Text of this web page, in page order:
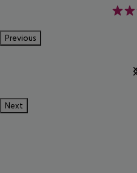
4
Previous
Next